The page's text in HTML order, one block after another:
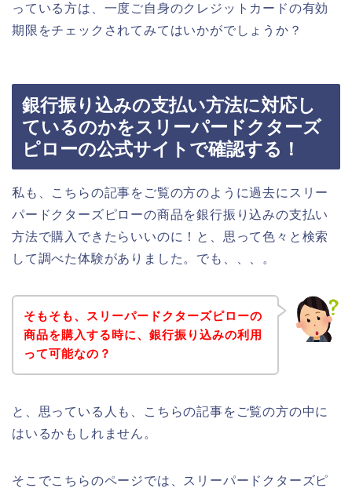
っている方は、一度ご自身のクレジットカードの有効
期限をチェックされてみてはいかがでしょうか？
銀行振り込みの支払い方法に対応し
ているのかをスリーパードクターズ
ピローの公式サイトで確認する！
私も、こちらの記事をご覧の方のように過去にスリー
パードクターズピローの商品を銀行振り込みの支払い
方法で購入できたらいいのに！と、思って色々と検索
して調べた体験がありました。でも、、、。
そもそも、スリーパードクターズピローの
商品を購入する時に、銀行振り込みの利用
って可能なの？
と、思っている人も、こちらの記事をご覧の方の中に
はいるかもしれません。
そこでこちらのページでは、スリーパードクターズピ